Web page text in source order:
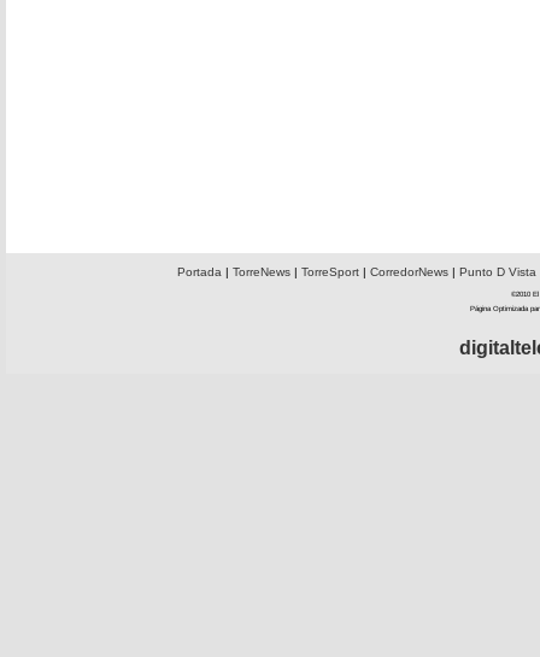
Portada | TorreNews| TorreSport| CorredorNews| Punto D Vista
©2010 El
Página Optimizada